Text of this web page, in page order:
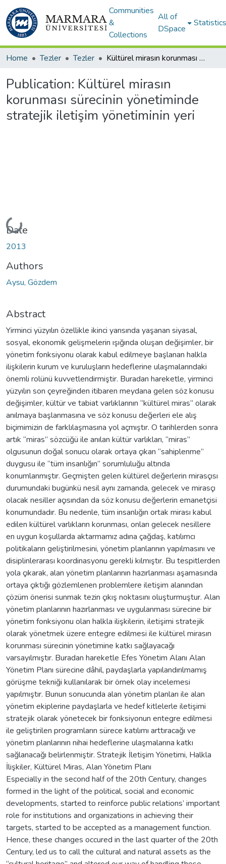
Communities
&
Collections
All of
DSpace
Statistics
Home Tezler Tezler Kültürel mirasın korunması sürecinin yönetiminde stratejik iletişim yönetiminin yeri
Publication: Kültürel mirasın
korunması sürecinin yönetiminde
stratejik iletişim yönetiminin yeri
Loading...
Date
2013
Authors
Aysu, Gözdem
Abstract
Yirminci yüzyılın özellikle ikinci yarısında yaşanan siyasal,
sosyal, ekonomik gelişmelerin ışığında oluşan değişimler, bir
yönetim fonksiyonu olarak kabul edilmeye başlanan halkla
ilişkilerin kurum ve kuruluşların hedeflerine ulaşmalarındaki
önemli rolünü kuvvetlendirmiştir. Buradan hareketle, yirminci
yüzyılın son çeyreğinden itibaren meydana gelen söz konusu
değişimler, kültür ve tabiat varlıklarının “kültürel miras” olarak
anılmaya başlanmasına ve söz konusu değerleri ele alış
biçimimizin de farklılaşmasına yol açmıştır. O tarihlerden sonra
artık “miras” sözcüğü ile anılan kültür varlıkları, “miras”
olgusunun doğal sonucu olarak ortaya çıkan “sahiplenme”
duygusu ile “tüm insanlığın” sorumluluğu altında
konumlanmıştır. Geçmişten gelen kültürel değerlerin mirasçısı
durumundaki bugünkü nesil aynı zamanda, gelecek ve mirasçı
olacak nesiller açısından da söz konusu değerlerin emanetçisi
konumundadır. Bu nedenle, tüm insanlığın ortak mirası kabul
edilen kültürel varlıkların korunması, onları gelecek nesillere
en uygun koşullarda aktarmamız adına çağdaş, katılımcı
politikaların geliştirilmesini, yönetim planlarının yapılmasını ve
disiplinlerarası koordinasyonu gerekli kılmıştır. Bu tespitlerden
yola çıkarak, alan yönetim planlarının hazırlanması aşamasında
ortaya çıktığı gözlemlenen problemlere iletişim alanından
çözüm önerisi sunmak tezin çıkış noktasını oluşturmuştur. Alan
yönetim planlarının hazırlanması ve uygulanması sürecine bir
yönetim fonksiyonu olan halkla ilişkilerin, iletişimi stratejik
olarak yönetmek üzere entegre edilmesi ile kültürel mirasın
korunması sürecinin yönetimine katkı sağlayacağı
varsayılmıştır. Buradan hareketle Efes Yönetim Alanı Alan
Yönetim Planı sürecine dâhil, paydaşlarla yapılandırılmamış
görüşme tekniği kullanılarak bir örnek olay incelemesi
yapılmıştır. Bunun sonucunda alan yönetim planları ile alan
yönetim ekiplerine paydaşlarla ve hedef kitlelerle iletişimi
stratejik olarak yönetecek bir fonksiyonun entegre edilmesi
ile geliştirilen programların sürece katılımı arttıracağı ve
yönetim planlarının nihai hedeflerine ulaşmalarına katkı
sağlanacağı belirlenmiştir. Stratejik İletişim Yönetimi, Halkla
İlişkiler, Kültürel Miras, Alan Yönetim Planı
Especially in the second half of the 20th Century, changes
formed in the light of the political, social and economic
developments, started to reinforce public relations’ important
role for institutions and organizations in achieving their
targets, started to be accepted as a management function.
Hence, these changes occured in the last quarter of the 20th
Century, led us to call the cultural and natural assets as the